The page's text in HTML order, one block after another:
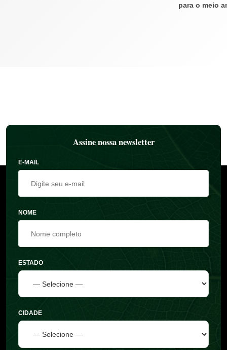
para o meio
Assine nossa newsletter
E-MAIL
NOME
ESTADO
CIDADE